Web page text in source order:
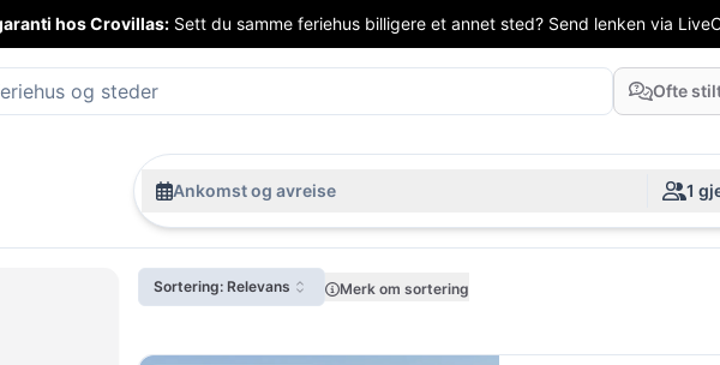
hos Crovillas: Sett du samme feriehus billigere et annet sted? Send lenken via
Ofte
Ankomst og avreise 1
Sortering: Relevans Merk om sortering